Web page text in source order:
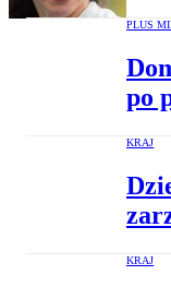
PLUS
po
KRAJ
KRAJ